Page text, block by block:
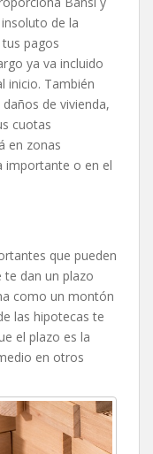
de la
pagos
ya va incluido
inicio. También
de vivienda,
cuotas
en zonas
importante o en el
que pueden
te dan un plazo
como un montón
las hipotecas te
el plazo es la
en otros